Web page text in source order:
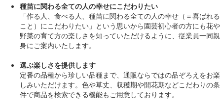
種苗に関わる全ての人の幸せにこだわりたい
「作る人、食べる人、種苗に関わる全ての人の幸せ（＝喜ばれる
こと）にこだわりたい」 という思いから園芸初心者の方にも花や
野菜の育て方の楽しさを知っていただけるように、従業員一同親
身にご案内いたします。
選ぶ楽しさを提供します
定番の品種から珍しい品種まで、通販ならではの品ぞろえをお楽
しみいただけます。色や草丈、収穫期や開花期などこだわりの条
件で商品を検索できる機能もご用意しております。